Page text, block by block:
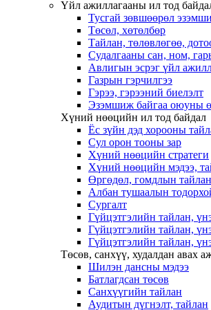
Үйл ажиллагааны ил тод
Тусгай зөвшөөрөл
Төсөл, хөтөлбөр
Тайлан, төлөвлөгөө,
Судалгааны сан, ном,
Авлигын эсрэг үйл
Газрын гэрчилгээ
Гэрээ, гэрээний биелэлт
Эзэмшиж байгаа оюуны
Хүний нөөцийн ил тод байдал
Ёс зүйн дэд хорооны
Сул орон тооны зар
Хүний нөөцийн стратеги
Хүний нөөцийн мэдээ,
Өргөдөл, гомдлын тайлан
Албан тушаалын
Сургалт
Гүйцэтгэлийн тайлан,
Гүйцэтгэлийн тайлан,
Гүйцэтгэлийн тайлан,
Төсөв, санхүү, худалдан авах
Шилэн дансны мэдээ
Батлагдсан төсөв
Санхүүгийн тайлан
Аудитын дүгнэлт, тайлан